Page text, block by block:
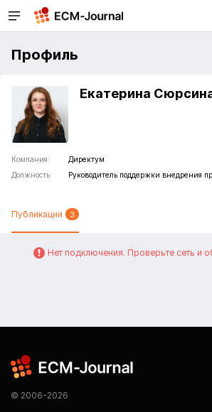
Профиль
Екатерина
Компания:
Директум
Должность:
Руководитель поддержки внедрения
Публикации 3
Нет подключения. Проверьте сеть и
© 2006-2026